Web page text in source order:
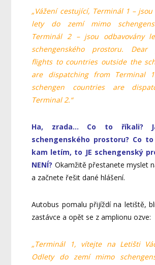
„Vážení cestující, Terminál 1 – jsou
lety do zemí mimo
Terminál 2 – jsou odbavovány
schengenského prostoru. Dear
flights to countries outside the
are dispatching from Terminal
schengen countries are
Terminal 2.“
Ha, zrada… Co to říkali?
schengenského prostoru? Co
kam letím, to JE schengenský
NENÍ? Okamžitě přestanete myslet
a začnete řešit dané hlášení.
Autobus pomalu přijíždí na letiště,
zastávce a opět se z amplionu ozve:
„Terminál 1, vítejte na Letišti
Odlety do zemí mimo